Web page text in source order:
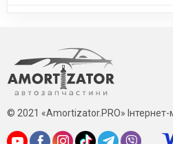
© 2021 «Amortizator.PRO»